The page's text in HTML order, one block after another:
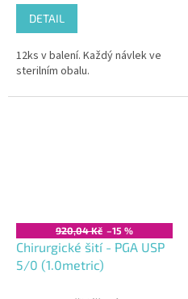
cena:
DETAIL
12ks v balení. Každý návlek ve
sterilním obalu.
920,04 Kč –15 %
Chirurgické šití - PGA USP
5/0 (1.0metric)